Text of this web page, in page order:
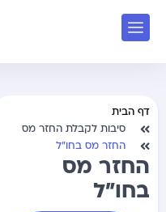
דף הבית
סיבות לקבלת החזר מס
החזר מס בחו”ל
החזר מס
בחו”ל